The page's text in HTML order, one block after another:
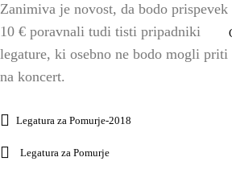
Zanimiva je novost, da bodo prispevek
10 € poravnali tudi tisti pripadniki
legature, ki osebno ne bodo mogli priti
na koncert.
Legatura za Pomurje-2018
Legatura za Pomurje